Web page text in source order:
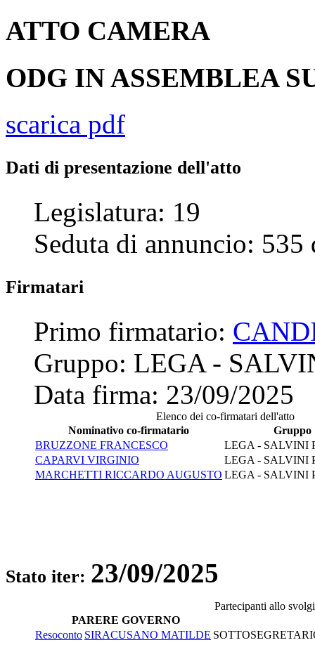
ATTO CAMERA
ODG IN ASSEMBLEA
scarica pdf
Dati di presentazione dell'atto
Legislatura: 19
Seduta di annuncio: 535
Firmatari
Primo firmatario:
Gruppo: LEGA -
Data firma: 23/09/2025
Elenco dei co-firmatari dell'atto
Nominativo co-firmatario
Gruppo
BRUZZONE FRANCESCO
LEGA - SALVINI
CAPARVI VIRGINIO
LEGA - SALVINI
MARCHETTI RICCARDO AUGUSTO LEGA - SALVINI
Stato iter: 23/09/2025
Partecipanti allo
PARERE GOVERNO
Resoconto SIRACUSANO MATILDE